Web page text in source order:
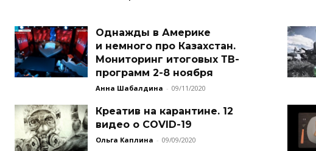
Однажды в Америке
и немного про Казахстан.
Мониторинг итоговых ТВ-
программ 2-8 ноября
Анна Шабалдина - 09/11/2020
Креатив на карантине. 12
видео о COVID-19
Ольга Каплина - 09/09/2020